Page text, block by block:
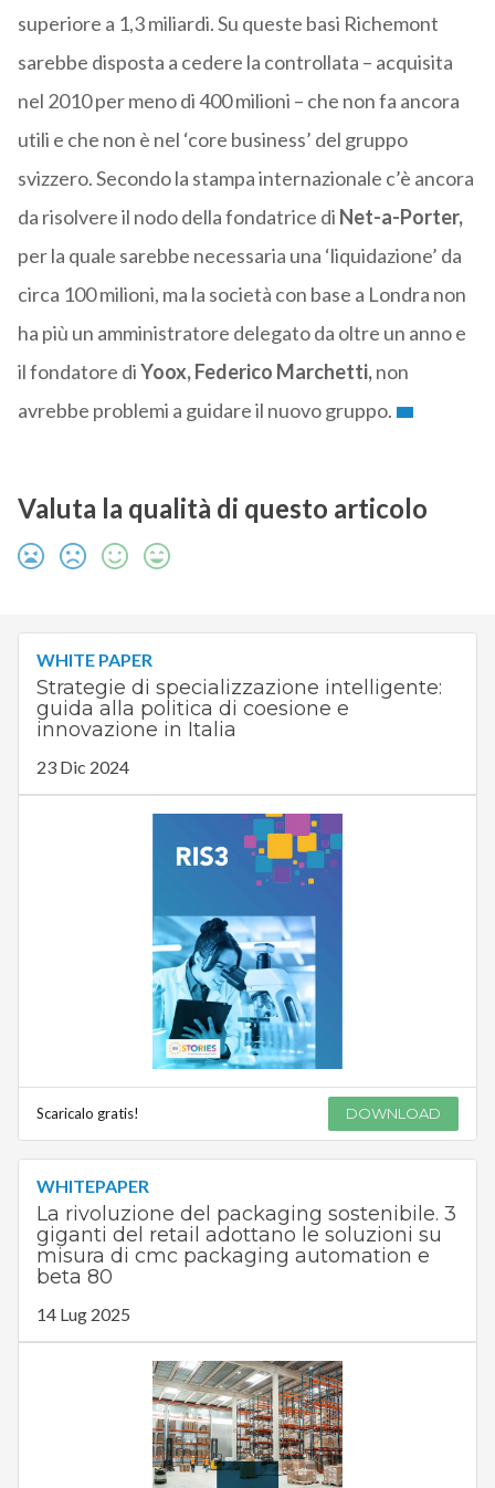
superiore a 1,3 miliardi. Su queste basi Richemont
sarebbe disposta a cedere la controllata – acquisita
nel 2010 per meno di 400 milioni – che non fa ancora
utili e che non è nel ‘core business’ del gruppo
svizzero. Secondo la stampa internazionale c’è ancora
da risolvere il nodo della fondatrice di Net-a-Porter,
per la quale sarebbe necessaria una ‘liquidazione’ da
circa 100 milioni, ma la società con base a Londra non
ha più un amministratore delegato da oltre un anno e
il fondatore diYoox, Federico Marchetti,non
avrebbe problemi a guidare il nuovo gruppo.
Valuta la qualità di questo articolo
WHITE PAPER
Strategie di specializzazione intelligente:
guida alla politica di coesione e
innovazione in Italia
23 Dic 2024
Scaricalo gratis! DOWNLOAD
WHITEPAPER
La rivoluzione del packaging sostenibile. 3
giganti del retail adottano le soluzioni su
misura di cmc packaging automation e
beta 80
14 Lug 2025